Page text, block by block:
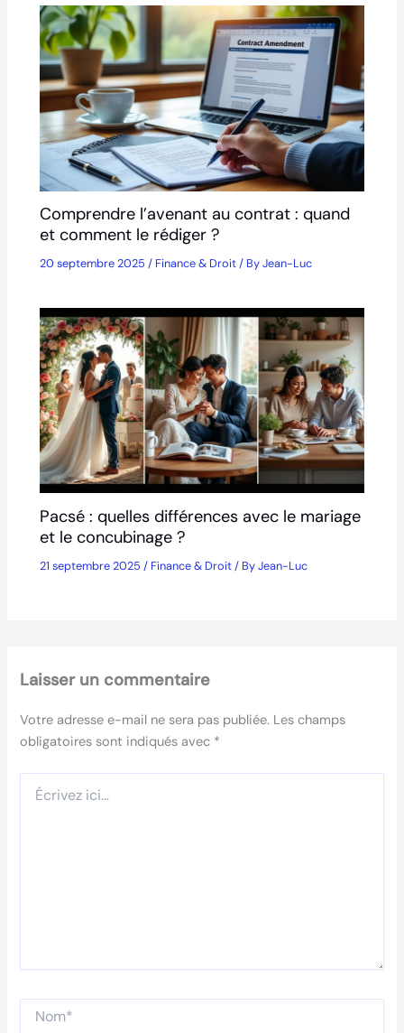
Comprendre l’avenant au contrat : quand
et comment le rédiger ?
20 septembre 2025/ Finance & Droit/ ByJean-Luc
Pacsé : quelles différences avec le mariage
et le concubinage ?
21 septembre 2025/ Finance & Droit/ ByJean-Luc
Laisser un commentaire
Votre adresse e-mail ne sera pas publiée. Les champs
obligatoires sont indiqués avec *
ici…